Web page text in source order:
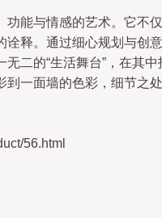
功能与情感的艺术。它不仅
诠释。通过细心规划与创意
二的“生活舞台”，在其中
到一面墙的色彩，细节之处
56.html